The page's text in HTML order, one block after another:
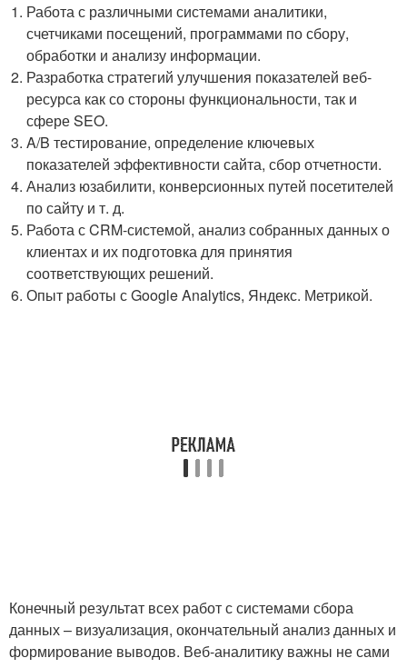
Работа с различными системами аналитики,
счетчиками посещений, программами по сбору,
обработки и анализу информации.
Разработка стратегий улучшения показателей веб-
ресурса как со стороны функциональности, так и
сфере SEO.
A/B тестирование, определение ключевых
показателей эффективности сайта, сбор отчетности.
Анализ юзабилити, конверсионных путей посетителей
по сайту и т. д.
Работа с CRM-системой, анализ собранных данных о
клиентах и их подготовка для принятия
соответствующих решений.
Опыт работы с Google Analytics, Яндекс. Метрикой.
Конечный результат всех работ с системами сбора
данных – визуализация, окончательный анализ данных и
формирование выводов. Веб-аналитику важны не сами